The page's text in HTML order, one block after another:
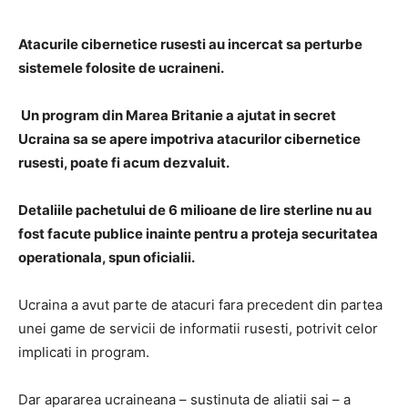
Atacurile cibernetice rusesti au incercat sa perturbe
sistemele folosite de ucraineni.
Un program din Marea Britanie a ajutat in secret
Ucraina sa se apere impotriva atacurilor cibernetice
rusesti, poate fi acum dezvaluit.
Detaliile pachetului de 6 milioane de lire sterline nu au
fost facute publice inainte pentru a proteja securitatea
operationala, spun oficialii.
Ucraina a avut parte de atacuri fara precedent din partea
unei game de servicii de informatii rusesti, potrivit celor
implicati in program.
Dar apararea ucraineana – sustinuta de aliatii sai – a